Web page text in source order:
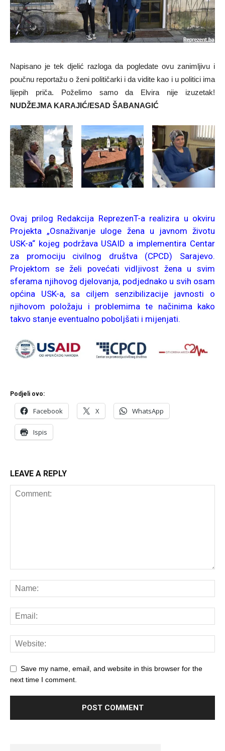
Napisano je tek djelić razloga da pogledate ovu zanimljivu i
poučnu reportažu o ženi političarki i da vidite kao i u politici ima
lijepih priča. Poželimo samo da Elvira nije izuzetak!
NUDŽEJMA KARAJIĆ/ESAD ŠABANAGIĆ
Ovaj prilog Redakcija ReprezenT-a realizira u okviru
Projekta „Osnaživanje uloge žena u javnom životu
USK-a“ kojeg podržava USAID a implementira Centar
za promociju civilnog društva (CPCD) Sarajevo.
Projektom se želi povećati vidljivost žena u svim
sferama njihovog djelovanja, podjednako u svih osam
općina USK-a, sa ciljem senzibilizacije javnosti o
njihovom položaju i problemima te načinima kako
takvo stanje eventualno poboljšati i mijenjati.
Podjeli ovo:
Facebook X WhatsApp
Ispis
LEAVE A REPLY
Save my name, email, and website in this browser for the
next time I comment.